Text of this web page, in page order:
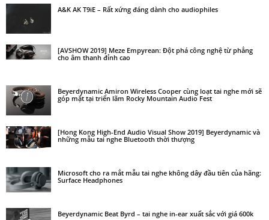
A&K AK T9iE – Rất xứng đáng dành cho audiophiles
[AVSHOW 2019] Meze Empyrean: Đột phá công nghệ từ phẳng
cho âm thanh đỉnh cao
Beyerdynamic Amiron Wireless Cooper cùng loạt tai nghe mới sẽ
góp mặt tại triển lãm Rocky Mountain Audio Fest
[Hong Kong High-End Audio Visual Show 2019] Beyerdynamic và
những mẫu tai nghe Bluetooth thời thượng
Microsoft cho ra mắt mẫu tai nghe không dây đầu tiên của hãng:
Surface Headphones
Beyerdynamic Beat Byrd – tai nghe in-ear xuất sắc với giá 600k